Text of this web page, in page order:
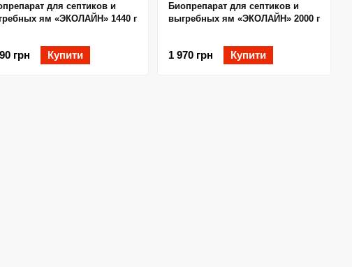
для септиков и
ям «ЭКОЛАЙН» 1440 г
грн Купити
Биопрепарат для септиков и
выгребных ям «ЭКОЛАЙН» 2000 г
1 970 грн Купити